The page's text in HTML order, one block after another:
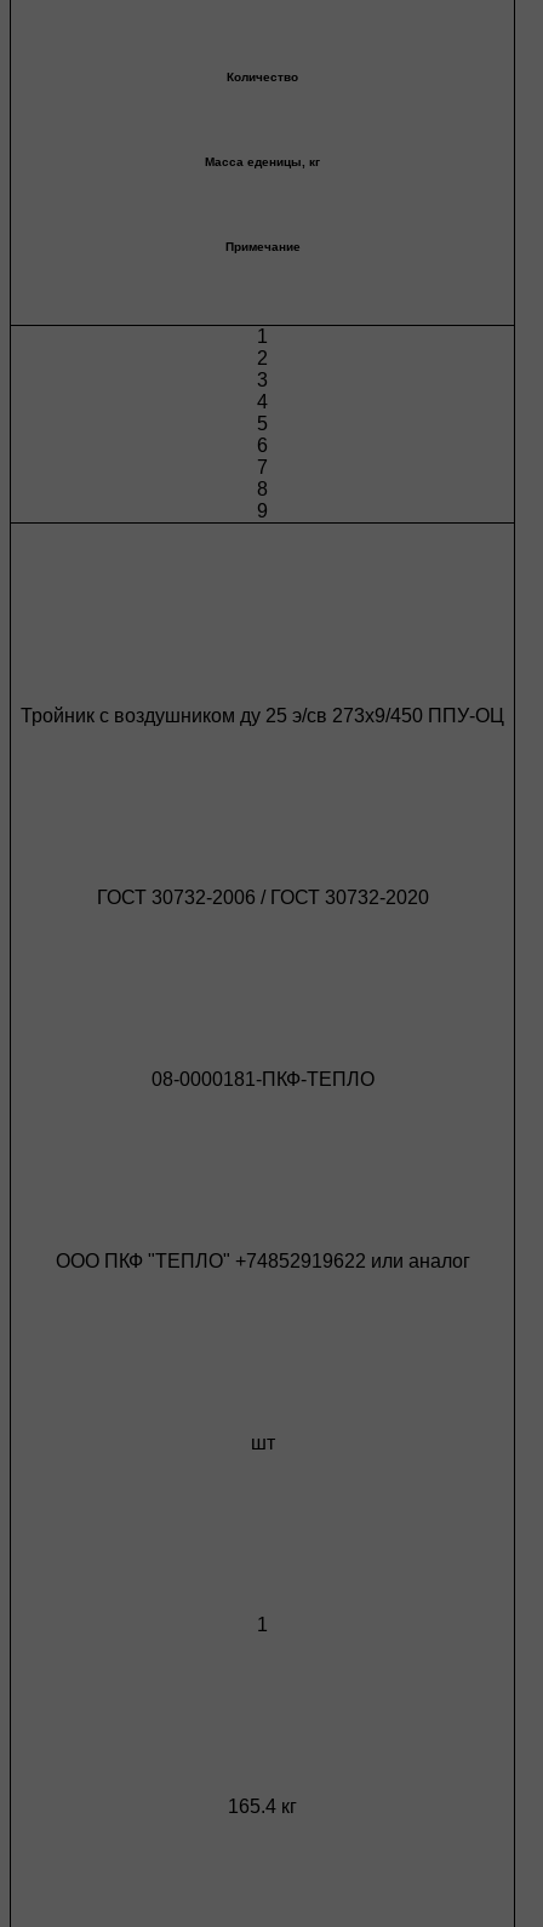
Количество
Масса еденицы, кг
Примечание
1
2
3
4
5
6
7
8
9
Тройник с воздушником ду 25 э/св 273х9/450 ППУ-ОЦ
ГОСТ 30732-2006 / ГОСТ 30732-2020
08-0000181-ПКФ-ТЕПЛО
ООО ПКФ "ТЕПЛО" +74852919622 или аналог
шт
1
165.4 кг